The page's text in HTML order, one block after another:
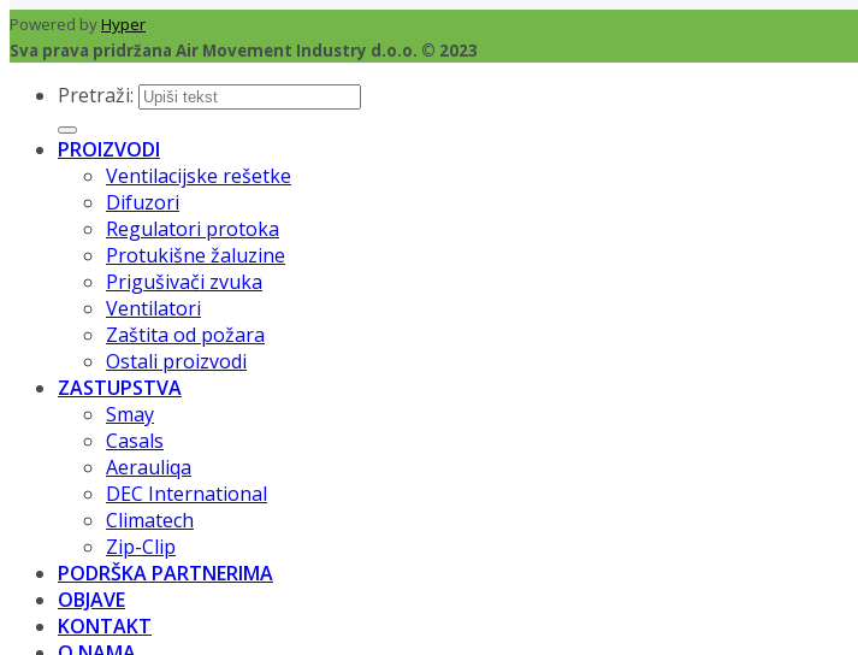
Powered byHyper
Sva prava pridržana Air Movement Industry d.o.o. © 2023
Pretraži:
PROIZVODI
Ventilacijske rešetke
Difuzori
Regulatori protoka
Protukišne žaluzine
Prigušivači zvuka
Ventilatori
Zaštita od požara
Ostali proizvodi
ZASTUPSTVA
Smay
Casals
Aerauliqa
DEC International
Climatech
Zip-Clip
PODRŠKA PARTNERIMA
OBJAVE
KONTAKT